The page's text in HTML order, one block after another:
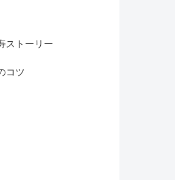
ストーリー
コツ